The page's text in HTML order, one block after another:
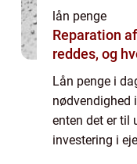
lån penge
Reparation
reddes, og
Lån penge i
nødvendighed
enten det er til
investering i